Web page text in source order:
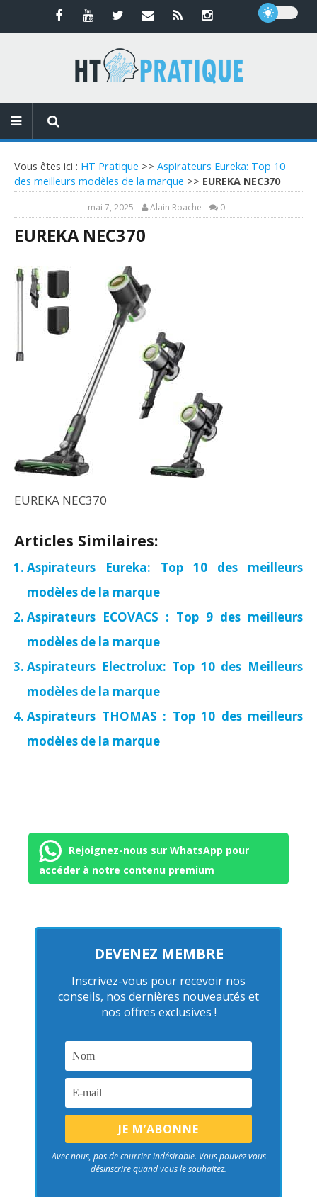
Vous êtes ici : HT Pratique >> Aspirateurs Eureka: Top 10
des meilleurs modèles de la marque >> EUREKA NEC370
mai 7, 2025 Alain Roache 0
EUREKA NEC370
EUREKA NEC370
Articles Similaires:
Aspirateurs Eureka: Top 10 des meilleurs
modèles de la marque
Aspirateurs ECOVACS : Top 9 des meilleurs
modèles de la marque
Aspirateurs Electrolux: Top 10 des Meilleurs
modèles de la marque
Aspirateurs THOMAS : Top 10 des meilleurs
modèles de la marque
Rejoignez-nous sur WhatsApp pour
accéder à notre contenu premium
DEVENEZ MEMBRE
Inscrivez-vous pour recevoir nos
conseils, nos dernières nouveautés et
nos offres exclusives !
Avec nous, pas de courrier indésirable. Vous pouvez vous
désinscrire quand vous le souhaitez.